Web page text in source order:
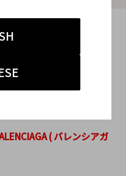
ンペーン
( バレンシアガ